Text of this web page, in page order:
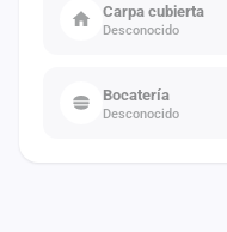
Carpa cubierta
Desconocido
Bocatería
Desconocido